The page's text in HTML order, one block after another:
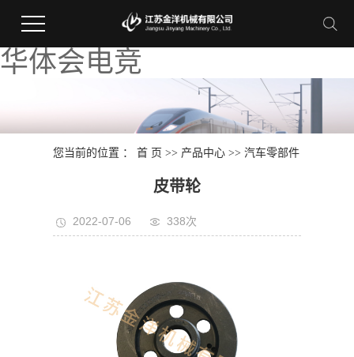
华体会电竞
您当前的位置 ：首 页 >> 产品中心 >>汽车零部件
皮带轮
2022-07-06 338次